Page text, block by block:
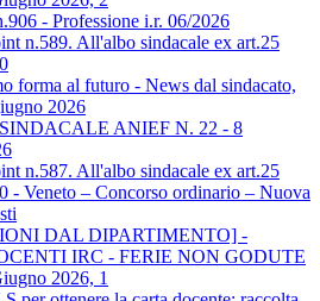
- Professione i.r. 06/2026
n.589. All'albo sindacale ex art.25
forma al futuro - News dal sindacato,
2026
ANIEF N. 22 - 8
n.587. All'albo sindacale ex art.25
- Veneto – Concorso ordinario – Nuova
DAL DIPARTIMENTO] -
IRC - FERIE NON GODUTE
2026, 1